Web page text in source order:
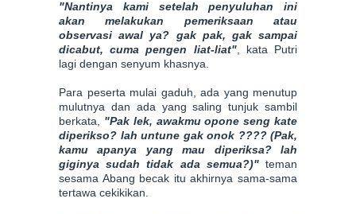
"Nantinya kami setelah penyuluhan ini
akan melakukan pemeriksaan atau
observasi awal ya? gak pak, gak sampai
dicabut, cuma pengen liat-liat", kata Putri
lagi dengan senyum khasnya.
Para peserta mulai gaduh, ada yang menutup
mulutnya dan ada yang saling tunjuk sambil
berkata, "Pak lek, awakmu opone seng kate
diperikso? lah untune gak onok ???? (Pak,
kamu apanya yang mau diperiksa? lah
giginya sudah tidak ada semua?)"teman
sesama Abang becak itu akhirnya sama-sama
tertawa cekikikan.